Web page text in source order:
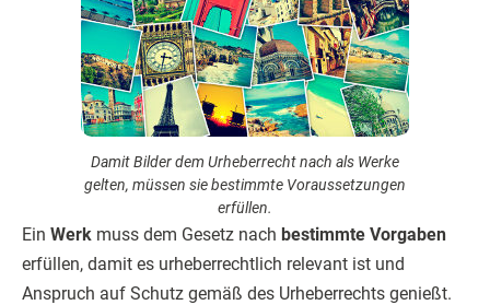
Damit Bilder dem Urheberrecht nach als Werke
gelten, müssen sie bestimmte Voraussetzungen
erfüllen.
Ein Werk muss dem Gesetz nach bestimmte Vorgaben
erfüllen, damit es urheberrechtlich relevant ist und
Anspruch auf Schutz gemäß des Urheberrechts genießt.